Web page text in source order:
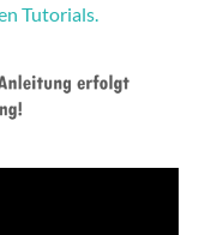
Tutorials.